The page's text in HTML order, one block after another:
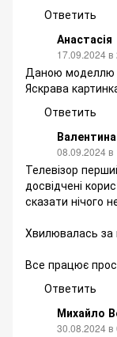
Ответить
Анастасія
17.09.2024 в
Даною моделлю
Яскрава
Ответить
Валентина
08.09.2024 в
Телевізор
досвідчені
сказати нічого
Хвилювалась за
Все працює
Ответить
Михайло
30.08.2024 в